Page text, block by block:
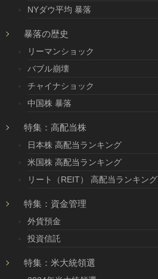
NYダウ平均 暴落
暴落の歴史
リーマンショック
バブル崩壊
チャイナショック
中国株 暴落
特集：高配当株
日本株 高配当ランキング
米国株 高配当ランキング
リート（REIT） 高配当ランキング
特集：資金管理
外貨預金
投資信託
特集：米大統領選